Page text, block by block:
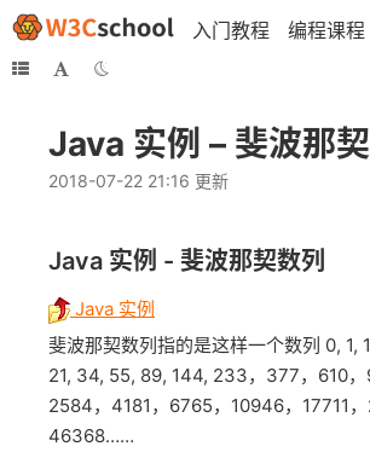
入门教程 编程课程
Java 实例 – 斐波那
2018-07-22 21:16 更新
Java 实例 - 斐波那契数列
Java 实例
斐波那契数列指的是这样一个数列 0, 1,
21, 34, 55, 89, 144, 233，377，610，
2584，4181，6765，10946，17711，
46368……